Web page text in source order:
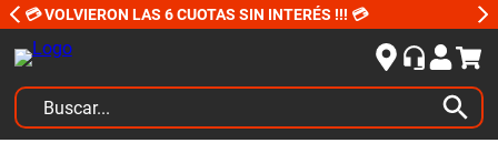
💳 VOLVIERON LAS 6 CUOTAS SIN INTERÉS !!! 💳
Buscar...